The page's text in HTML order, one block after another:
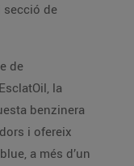
secció de
de
la
benzinera
i ofereix
a més d’un